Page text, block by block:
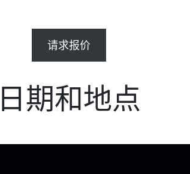
请求报价
日期和地点